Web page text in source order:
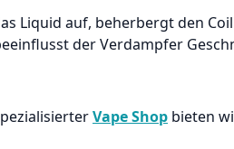
Liquid auf, beherbergt den
der Verdampfer
Vape Shop bieten